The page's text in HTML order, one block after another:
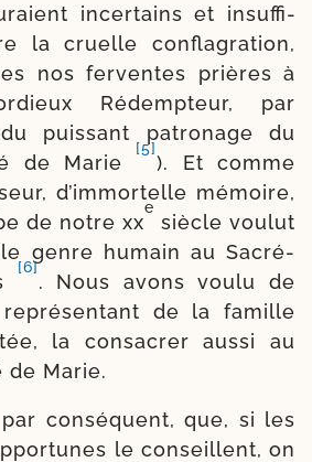
incer­tains et insuf­fi­
la cruelle confla­gra­tion,
nos fer­ventes prières à
Rédempteur, par
du puis­sant patro­nage du
de Marie
[5]
). Et comme
d’immor­telle mémoire,
de notre xx
e
siècle vou­lut
genre humain au Sacré-​
[6]
. Nous avons vou­lu de
de la famille
la consa­crer aus­si au
Marie.
consé­quent, que, si les
le conseillent, on